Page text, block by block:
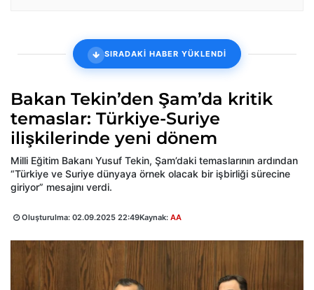
SIRADAKİ HABER YÜKLENDİ
Bakan Tekin’den Şam’da kritik
temaslar: Türkiye-Suriye
ilişkilerinde yeni dönem
Milli Eğitim Bakanı Yusuf Tekin, Şam’daki temaslarının ardından
“Türkiye ve Suriye dünyaya örnek olacak bir işbirliği sürecine
giriyor” mesajını verdi.
Oluşturulma: 02.09.2025 22:49Kaynak: AA